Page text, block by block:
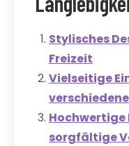
Stylisches
Freizeit
Vielseitige
sorgfältige